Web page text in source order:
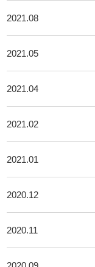
2021.08
2021.05
2021.04
2021.02
2021.01
2020.12
2020.11